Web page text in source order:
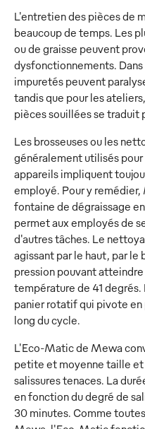
L'entretien des pièces de
beaucoup de temps. Les
ou de graisse peuvent
dysfonctionnements.
impuretés peuvent
tandis que pour les
pièces souillées se traduit
Les brosseuses ou les
généralement utilisés
appareils impliquent
employé. Pour y
fontaine de dégraissage
permet aux employés de
d'autres tâches. Le
agissant par le haut, par le
pression pouvant
température de 41 degrés.
panier rotatif qui pivote en
long du cycle.
L'Eco-Matic de Mewa
petite et moyenne taille
salissures tenaces. La
en fonction du degré de
30 minutes. Comme